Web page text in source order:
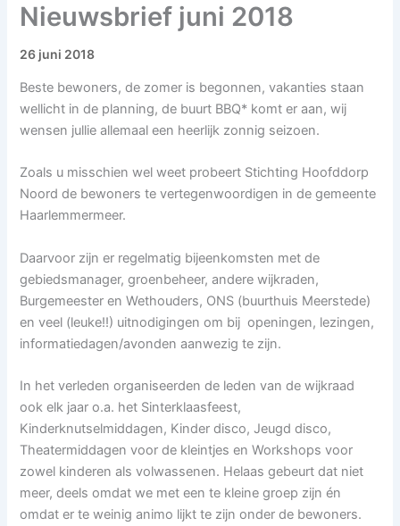
Nieuwsbrief juni 2018
26 juni 2018
Beste bewoners, de zomer is begonnen, vakanties staan
wellicht in de planning, de buurt BBQ* komt er aan, wij
wensen jullie allemaal een heerlijk zonnig seizoen.
Zoals u misschien wel weet probeert Stichting Hoofddorp
Noord de bewoners te vertegenwoordigen in de gemeente
Haarlemmermeer.
Daarvoor zijn er regelmatig bijeenkomsten met de
gebiedsmanager, groenbeheer, andere wijkraden,
Burgemeester en Wethouders, ONS (buurthuis Meerstede)
en veel (leuke!!) uitnodigingen om bij openingen, lezingen,
informatiedagen/avonden aanwezig te zijn.
In het verleden organiseerden de leden van de wijkraad
ook elk jaar o.a. het Sinterklaasfeest,
Kinderknutselmiddagen, Kinder disco, Jeugd disco,
Theatermiddagen voor de kleintjes en Workshops voor
zowel kinderen als volwassenen. Helaas gebeurt dat niet
meer, deels omdat we met een te kleine groep zijn én
omdat er te weinig animo lijkt te zijn onder de bewoners.